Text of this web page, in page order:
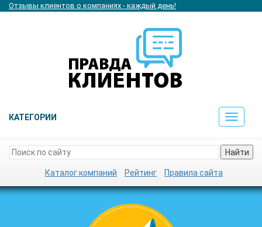
Отзывы клиентов о компаниях - каждый день!
КАТЕГОРИИ
Toggle
Найти
Каталог компаний Рейтинг Правила сайта